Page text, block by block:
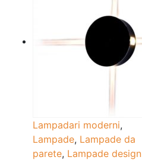
Lampadari moderni,
Lampade, Lampade da
parete, Lampade design